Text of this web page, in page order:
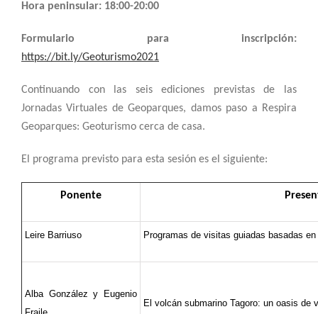
Hora peninsular: 18:00-20:00
Formulario para inscripción:
https://bit.ly/Geoturismo2021
Continuando con las seis ediciones previstas de las
Jornadas Virtuales de Geoparques, damos paso a Respira
Geoparques: Geoturismo cerca de casa.
El programa previsto para esta sesión es el siguiente:
Ponente
Leire Barriuso Programas de visitas guiadas basadas
Alba González y Eugenio
El volcán submarino Tagoro: un oasis de